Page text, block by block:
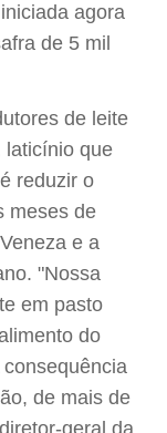
agora
de 5 mil
de leite
laticínio que
reduzir o
meses de
e a
"Nossa
em pasto
do
de mais de
geral da